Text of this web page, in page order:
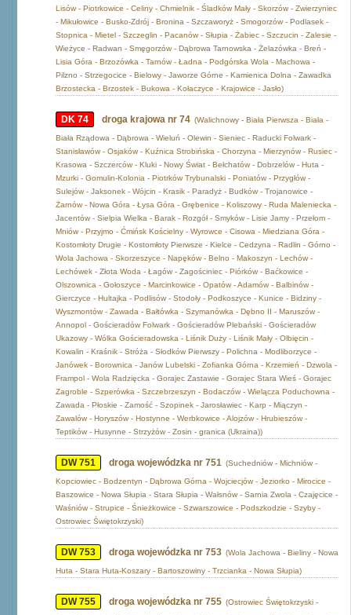
Lisów - Piotrkowice - Celiny - Chmielnik - Śladków Mały - Skorzów - Zwierzyniec
- Mikułowice - Busko-Zdrój - Bronina - Szczaworyż - Smogorzów - Podlasek -
Stopnica - Mietel - Szczeglin - Pacanów - Słupia - Żabiec - Szczucin - Zalesie -
Wieżyce - Radwan - Smęgorzów - Dąbrowa Tarnowska - Żelazówka - Breń -
Lisia Góra - Brzozówka - Tarnów - Ładna - Podgórska Wola - Machowa -
Pilzno - Strzegocice - Bielowy - Jaworze Górne - Kamienica Dolna - Zawadka
Brzostecka - Brzostek - Bukowa - Kołaczyce - Krajowice - Jasło)
DK 74 droga krajowa nr 74 (Walichnowy - Biała Pierwsza - Biała -
Biała Rządowa - Dąbrowa - Wieluń - Olewin - Sieniec - Raducki Folwark -
Stanisławów - Osjaków - Kuźnica Strobińska - Chorzyna - Mierzynów - Rusiec -
Krasowa - Szczerców - Kluki - Nowy Świat - Bełchatów - Dobrzelów - Huta -
Mzurki - Gomulin-Kolonia - Piotrków Trybunalski - Poniatów - Przygłów -
Sulejów - Jaksonek - Wójcin - Krasik - Paradyż - Budków - Trojanowice -
Żarnów - Nowa Góra - Łysa Góra - Grębenice - Koliszowy - Ruda Maleniecka -
Jacentów - Sielpia Wielka - Barak - Rozgół - Smyków - Lisie Jamy - Przełom -
Mniów - Przyjmo - Ćmińsk Kościelny - Wyrowce - Cisowa - Miedziana Góra -
Kostomłoty Drugie - Kostomłoty Pierwsze - Kielce - Cedzyna - Radlin - Górno -
Wola Jachowa - Skorzeszyce - Napęków - Belno - Makoszyn - Lechów -
Lechówek - Złota Woda - Łagów - Zagościniec - Piórków - Baćkowice -
Olszownica - Gołoszyce - Marcinkowice - Opatów - Adamów - Balbinów -
Gierczyce - Hultajka - Podlisów - Stodoły - Podkoszyce - Kunice - Bidziny -
Wyszmontów - Zawada - Bałtówka - Szymanówka - Dębno II - Maruszów -
Annopol - Gościeradów Folwark - Gościeradów Plebański - Gościeradów
Ukazowy - Wólka Gościeradowska - Liśnik Duży - Liśnik Mały - Olbięcin -
Kowalin - Kraśnik - Stróża - Słodków Pierwszy - Polichna - Modliborzyce -
Janówek - Borownica - Janów Lubelski - Zofianka Górna - Krzemień - Dzwola -
Frampol - Wola Radzięcka - Gorajec Zastawie - Gorajec Stara Wieś - Gorajec
Zagroble - Szperówka - Szczebrzeszyn - Bodaczów - Wielącza Poduchowna -
Zawada - Płoskie - Zamość - Szopinek - Jarosławiec - Karp - Miączyn -
Zawalów - Horyszów - Hostynne - Werbkowice - Alojzów - Hrubieszów -
Teptików - Husynne - Strzyżów - Zosin - granica (Ukraina))
DW 751 droga wojewódzka nr 751 (Suchedniów - Michniów -
Kopciowiec - Bodzentyn - Dąbrowa Górna - Wojciecjów - Jeziorko - Mirocice -
Baszowice - Nowa Słupia - Stara Słupia - Wałsnów - Sarnia Zwola - Czajęcice -
Waśniów - Strupice - Śnieżkowice - Szwarszowice - Podszkodzie - Szyby -
Ostrowiec Świętokrzyski)
DW 753 droga wojewódzka nr 753 (Wola Jachowa - Bieliny - Nowa
Huta - Stara Huta-Koszary - Bartoszowiny - Trzcianka - Nowa Słupia)
DW 755 droga wojewódzka nr 755 (Ostrowiec Świętokrzyski -